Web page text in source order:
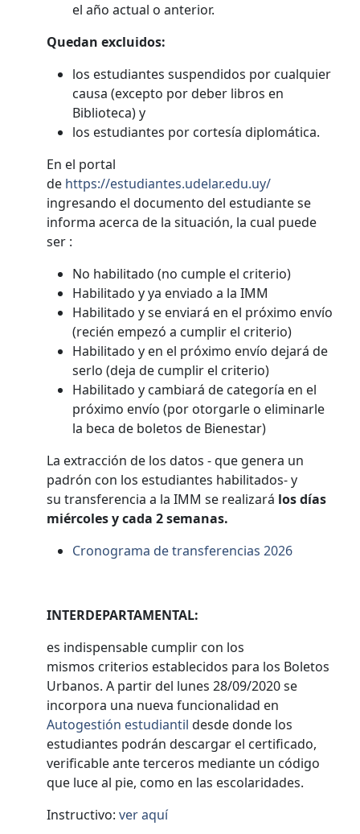
el año actual o anterior.
Quedan excluidos:
los estudiantes suspendidos por cualquier
causa (excepto por deber libros en
Biblioteca) y
los estudiantes por cortesía diplomática.
En el portal
de https://estudiantes.udelar.edu.uy/
ingresando el documento del estudiante se
informa acerca de la situación, la cual puede
ser :
No habilitado (no cumple el criterio)
Habilitado y ya enviado a la IMM
Habilitado y se enviará en el próximo envío
(recién empezó a cumplir el criterio)
Habilitado y en el próximo envío dejará de
serlo (deja de cumplir el criterio)
Habilitado y cambiará de categoría en el
próximo envío (por otorgarle o eliminarle
la beca de boletos de Bienestar)
La extracción de los datos - que genera un
padrón con los estudiantes habilitados- y
su transferencia a la IMM se realizará los días
miércoles y cada 2 semanas.
Cronograma de transferencias 2026
INTERDEPARTAMENTAL:
es indispensable cumplir con los
mismos criterios establecidos para los Boletos
Urbanos. A partir del lunes 28/09/2020 se
incorpora una nueva funcionalidad en
Autogestión estudiantil desde donde los
estudiantes podrán descargar el certificado,
verificable ante terceros mediante un código
que luce al pie, como en las escolaridades.
Instructivo:ver aquí